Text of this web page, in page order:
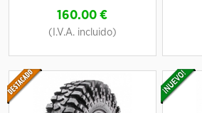
160.00 €
(I.V.A. incluido)